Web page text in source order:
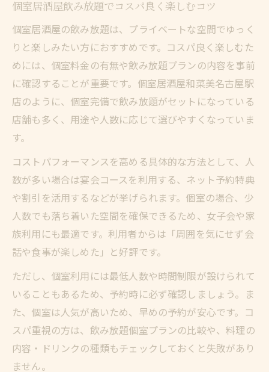
個室居酒屋飲み放題でコスパ良く楽しむコツ
個室居酒屋の飲み放題は、プライベートな空間でゆっく
りと楽しみたい方におすすめです。コスパ良く楽しむた
めには、個室料金の有無や飲み放題プランの内容を事前
に確認することが重要です。個室居酒屋和菜美名古屋駅
店のように、個室完備で飲み放題がセットになっている
店舗も多く、用途や人数に応じて選びやすくなっていま
す。
コストパフォーマンスを高める具体的な方法として、人
数が多い場合は宴会コースを利用する、ネット予約特典
や割引を活用するなどが挙げられます。個室の場合、少
人数でも落ち着いた空間を確保できるため、女子会や家
族利用にも最適です。利用者からは「周囲を気にせず会
話や食事が楽しめた」と好評です。
ただし、個室利用には最低人数や時間制限が設けられて
いることもあるため、予約時に必ず確認しましょう。ま
た、個室は人気が高いため、早めの予約が安心です。コ
スパ重視の方は、飲み放題個室プランの比較や、料理の
内容・ドリンクの種類もチェックしておくと失敗があり
ません。